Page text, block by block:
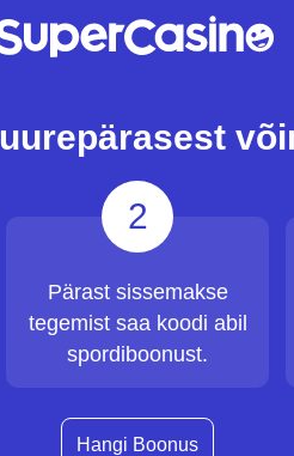
2
Pärast sissemakse
tegemist saa koodi abil
spordiboonust.
Hangi Boonus